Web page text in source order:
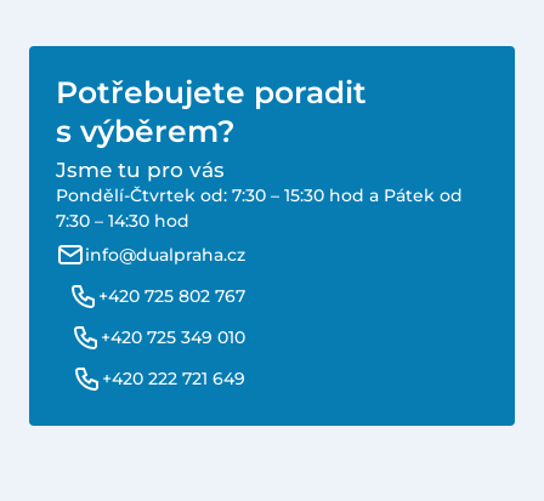
Potřebujete poradit
s výběrem?
Jsme tu pro vás
Pondělí-Čtvrtek od: 7:30 – 15:30 hod a Pátek od
7:30 – 14:30 hod
info@dualpraha.cz
+420 725 802 767
+420 725 349 010
+420 222 721 649